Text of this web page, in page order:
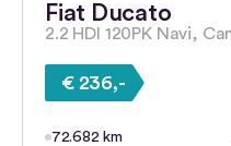
Fiat Ducato
2.2 HDI 120PK Navi,
€ 236,-
72.682 km